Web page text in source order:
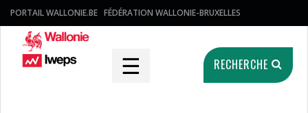
PORTAIL WALLONIE.BE FÉDÉRATION WALLONIE-BRUXELLES
☰ RECHERCHE